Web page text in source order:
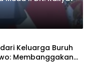
Keluarga Buruh
Membanggakan